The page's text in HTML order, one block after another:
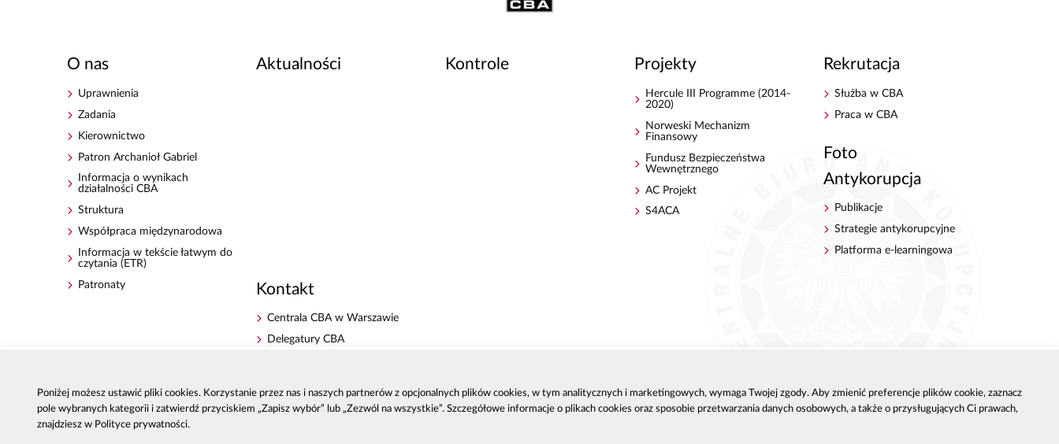
O nas
Uprawnienia
Zadania
Kierownictwo
Patron Archanioł Gabriel
Informacja o wynikach
działalności CBA
Struktura
Współpraca międzynarodowa
Informacja w tekście łatwym do
czytania (ETR)
Patronaty
Aktualności Kontrole Projekty
Hercule III Programme (2014-
2020)
Norweski Mechanizm
Finansowy
Fundusz Bezpieczeństwa
Wewnętrznego
AC Projekt
S4ACA
Rekrutacja
Służba w CBA
Praca w CBA
Foto
Antykorupcja
Publikacje
Strategie antykorupcyjne
Platforma e-learningowa
Kontakt
Centrala CBA w Warszawie
Delegatury CBA
Sygnaliści - zgłoszenia
zewnętrzne
Poniżej możesz ustawić pliki cookies. Korzystanie przez nas i naszych partnerów z opcjonalnych plików cookies, w tym analitycznych i marketingowych, wymaga Twojej zgody. Aby zmienić preferencje plików cookie, zaznacz
pole wybranych kategorii i zatwierdź przyciskiem „Zapisz wybór” lub „Zezwól na wszystkie”. Szczegółowe informacje o plikach cookies oraz sposobie przetwarzania danych osobowych, a także o przysługujących Ci prawach,
znajdziesz w Polityce prywatności.